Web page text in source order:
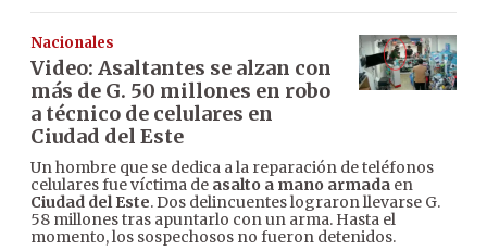
Nacionales
Video: Asaltantes se alzan con
más de G. 50 millones en robo
a técnico de celulares en
Ciudad del Este
Un hombre que se dedica a la reparación de teléfonos
celulares fue víctima de asalto a mano armada en
Ciudad del Este. Dos delincuentes lograron llevarse G.
58 millones tras apuntarlo con un arma. Hasta el
momento, los sospechosos no fueron detenidos.